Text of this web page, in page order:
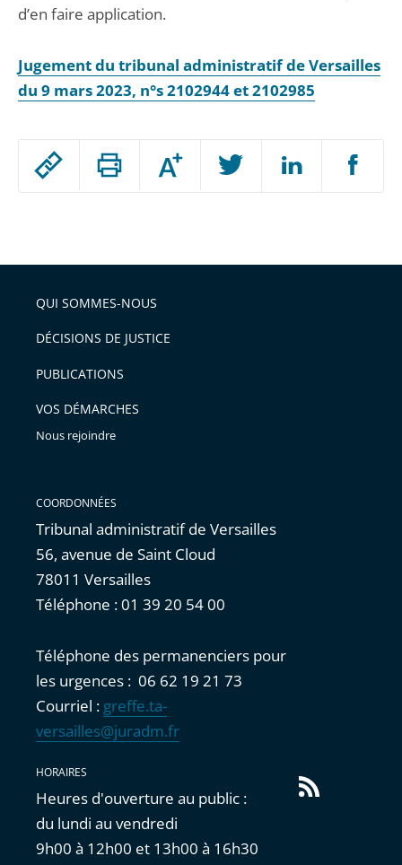
Passer
arriver
après
Augmenter
ou
l'article
pour
avant
d’en faire application.
Jugement du tribunal administratif de Versailles
du 9 mars 2023, n°s 2102944 et 2102985
QUI SOMMES-NOUS
DÉCISIONS DE JUSTICE
PUBLICATIONS
VOS DÉMARCHES
Nous rejoindre
COORDONNÉES
Tribunal administratif de Versailles
56, avenue de Saint Cloud
78011 Versailles
Téléphone : 01 39 20 54 00
Téléphone des permanenciers pour
les urgences : 06 62 19 21 73
Courriel : greffe.ta-
versailles@juradm.fr
HORAIRES
Heures d'ouverture au public :
du lundi au vendredi
9h00 à 12h00 et 13h00 à 16h30
Flux
RSS